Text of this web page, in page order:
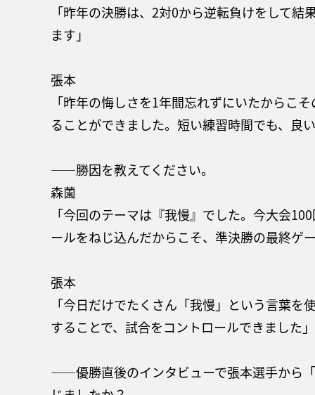
「昨年の決勝は、2対0から逆転負けをして
ます」
張本
「昨年の悔しさを1年間忘れずにいたからこ
ることができました。短い練習時間でも、良
——勝因を教えてください。
森薗
「今回のテーマは『我慢』でした。今大会
ールをねじ込んだからこそ、準決勝の最終ゲ
張本
「今日だけでたくさん「我慢」という言葉
することで、試合をコントロールできました」
——優勝直後のインタビューで張本選手から